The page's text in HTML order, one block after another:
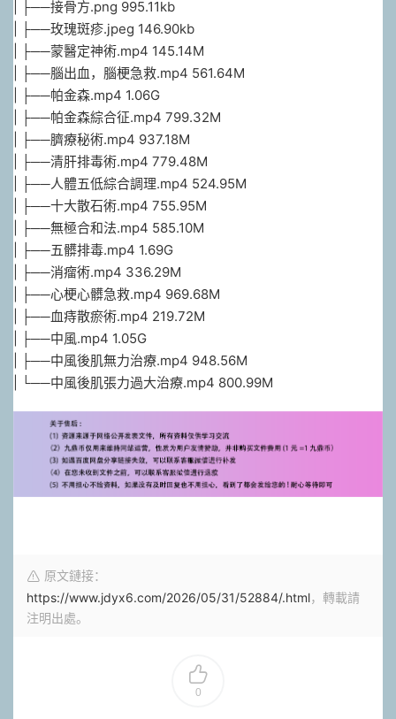
| ├──接骨方.png 995.11kb
| ├──玫瑰斑疹.jpeg 146.90kb
| ├──蒙醫定神術.mp4 145.14M
| ├──腦出血，腦梗急救.mp4 561.64M
| ├──帕金森.mp4 1.06G
| ├──帕金森綜合征.mp4 799.32M
| ├──臍療秘術.mp4 937.18M
| ├──清肝排毒術.mp4 779.48M
| ├──人體五低綜合調理.mp4 524.95M
| ├──十大散石術.mp4 755.95M
| ├──無極合和法.mp4 585.10M
| ├──五髒排毒.mp4 1.69G
| ├──消瘤術.mp4 336.29M
| ├──心梗心髒急救.mp4 969.68M
| ├──血痔散瘀術.mp4 219.72M
| ├──中風.mp4 1.05G
| ├──中風後肌無力治療.mp4 948.56M
| └──中風後肌張力過大治療.mp4 800.99M
原文鏈接：
https://www.jdyx6.com/2026/05/31/52884/.html，轉載請
注明出處。
0